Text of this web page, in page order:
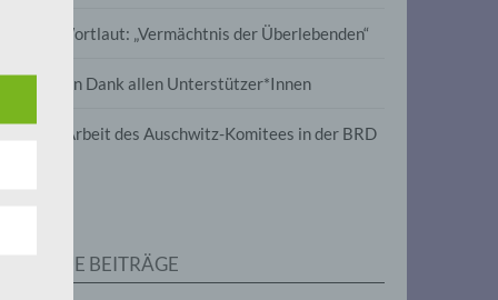
Im Wortlaut: „Vermächtnis der Überlebenden“
Vielen Dank allen Unterstützer*Innen
Zur Arbeit des Auschwitz-Komitees in der BRD
NEUE BEITRÄGE